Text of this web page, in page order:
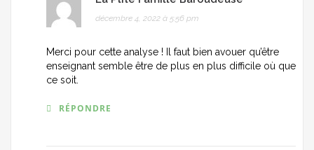
décembre 4, 2022 à 5:56 pm
Merci pour cette analyse ! Il faut bien avouer qu’être
enseignant semble être de plus en plus difficile où que
ce soit.
RÉPONDRE